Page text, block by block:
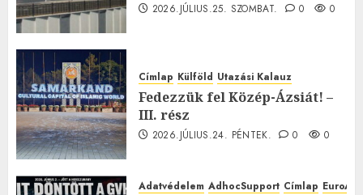
2026.JÚLIUS.25. SZOMBAT. 0 0
Címlap Külföld Utazási Kalauz
Fedezzük fel Közép-Ázsiát! –
III. rész
2026.JÚLIUS.24. PÉNTEK. 0 0
Adatvédelem AdhocSupport Címlap